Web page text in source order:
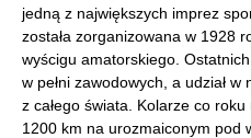
jedną z największych imprez
została zorganizowana w 1928
wyścigu amatorskiego.
w pełni zawodowych, a udział
z całego świata. Kolarze co
1200 km na urozmaiconym pod